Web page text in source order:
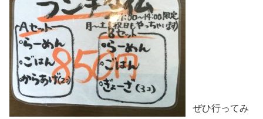
ぜひ行ってみ